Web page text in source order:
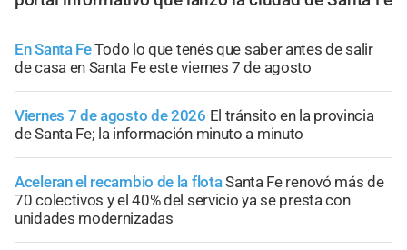
En Santa FeTodo lo que tenés que saber antes de salir
de casa en Santa Fe este viernes 7 de agosto
Viernes 7 de agosto de 2026 El tránsito en la provincia
de Santa Fe; la información minuto a minuto
Aceleran el recambio de la flotaSanta Fe renovó más de
70 colectivos y el 40% del servicio ya se presta con
unidades modernizadas